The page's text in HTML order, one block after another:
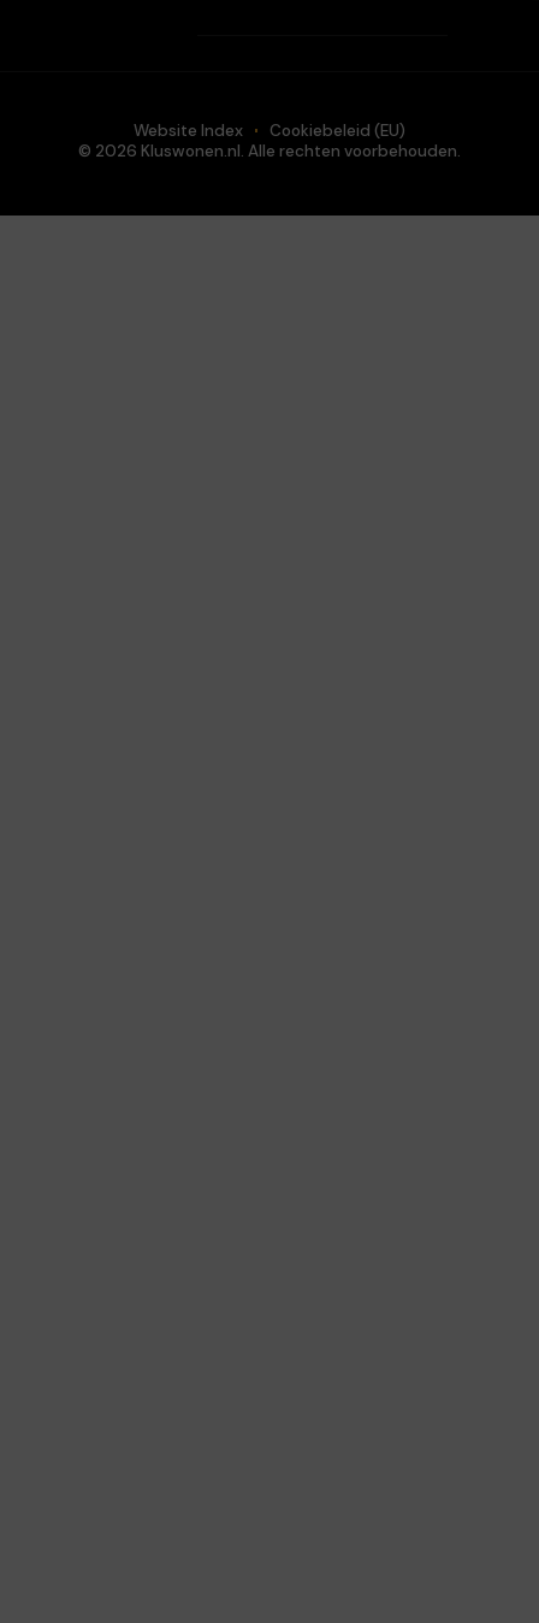
© 2026 Kluswonen.nl. Alle rechten voorbehouden.
Website Index Cookiebeleid (EU)